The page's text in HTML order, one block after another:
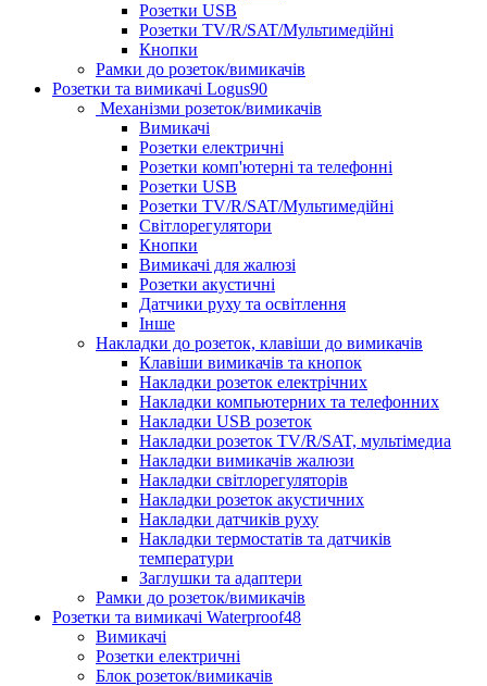
Розетки USB
Розетки TV/R/SAT/Мультимедійні
Кнопки
Рамки до розеток/вимикачів
Розетки та вимикачі Logus90
Механізми розеток/вимикачів
Вимикачі
Розетки електричні
Розетки комп'ютерні та телефонні
Розетки USB
Розетки TV/R/SAT/Мультимедійні
Світлорегулятори
Кнопки
Вимикачі для жалюзі
Розетки акустичні
Датчики руху та освітлення
Інше
Накладки до розеток, клавіши до вимикачів
Клавіши вимикачів та кнопок
Накладки розеток електрічних
Накладки компьютерних та телефонних
Накладки USB розеток
Накладки розеток TV/R/SAT, мультімедиа
Накладки вимикачів жалюзи
Накладки світлорегуляторів
Накладки розеток акустичних
Накладки датчиків руху
Накладки термостатів та датчиків
температури
Заглушки та адаптери
Рамки до розеток/вимикачів
Розетки та вимикачі Waterproof48
Вимикачі
Розетки електричні
Блок розеток/вимикачів